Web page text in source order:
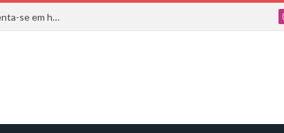
Com inspiração na natureza, o Guimarães Clássico apresenta-se em harmonia musical